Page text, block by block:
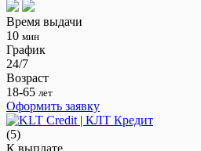
Время выдачи
10 мин
График
24/7
Возраст
18-65 лет
Оформить заявку
(5)